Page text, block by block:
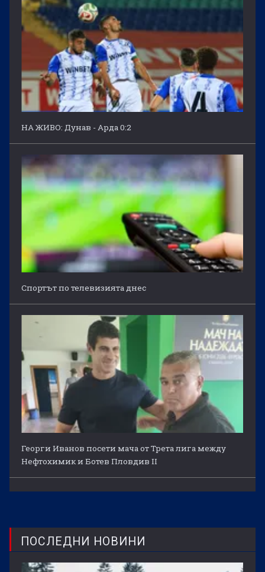
НА ЖИВО: Дунав - Арда 0:2
Спортът по телевизията днес
Георги Иванов посети мача от Трета лига между
Нефтохимик и Ботев Пловдив II
ПОСЛЕДНИ НОВИНИ